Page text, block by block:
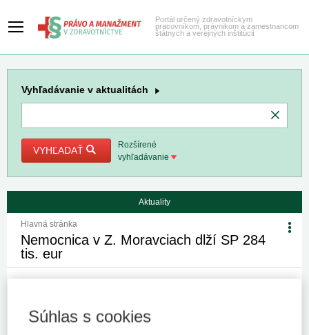
Portál určený zdravotníckym
pracovníkom, právnikom a zamestnancom
štátnych a verejných inštitúcií
Vyhľadávanie v aktualitách
VYHĽADAŤ
Rozšírené
vyhľadávanie
Aktuality
Hlavná stránka
Nemocnica v Z. Moravciach dlží SP 284
tis. eur
Nedoplatky na odvodoch sú za obdobie od júna 2012 do
februára 2013. Dlh chce nemocnica vyplatiť do konca júna.
Súhlas s cookies